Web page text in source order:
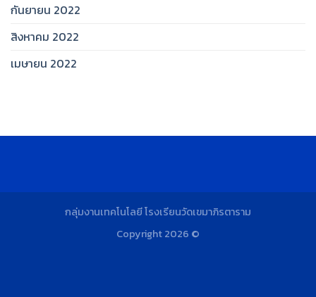
กันยายน 2022
สิงหาคม 2022
เมษายน 2022
กลุ่มงานเทคโนโลยี โรงเรียนวัดเขมาภิรตาราม
Copyright 2026 ©